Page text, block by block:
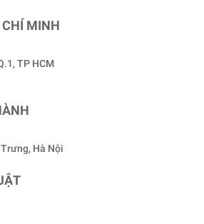
CHÍ MINH
TP HCM
Hà Nội